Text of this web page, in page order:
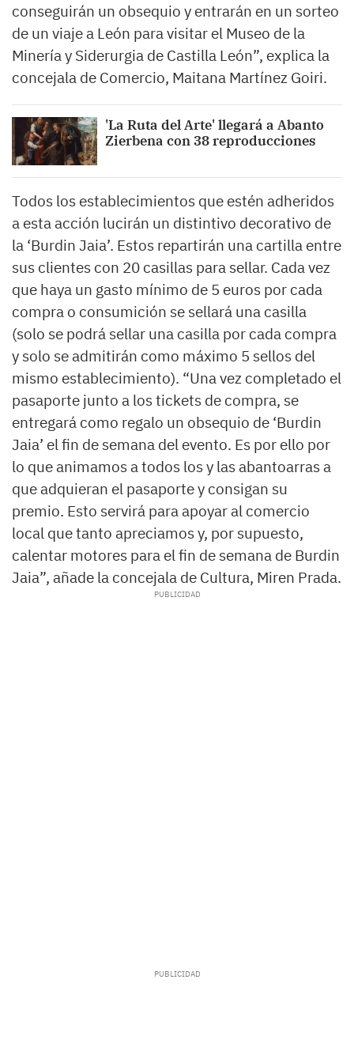
conseguirán un obsequio y entrarán en un sorteo
de un viaje a León para visitar el Museo de la
Minería y Siderurgia de Castilla León”, explica la
concejala de Comercio, Maitana Martínez Goiri.
'La Ruta del Arte' llegará a Abanto
Zierbena con 38 reproducciones
Todos los establecimientos que estén adheridos
a esta acción lucirán un distintivo decorativo de
la ‘Burdin Jaia’. Estos repartirán una cartilla entre
sus clientes con 20 casillas para sellar. Cada vez
que haya un gasto mínimo de 5 euros por cada
compra o consumición se sellará una casilla
(solo se podrá sellar una casilla por cada compra
y solo se admitirán como máximo 5 sellos del
mismo establecimiento). “Una vez completado el
pasaporte junto a los tickets de compra, se
entregará como regalo un obsequio de ‘Burdin
Jaia’ el fin de semana del evento. Es por ello por
lo que animamos a todos los y las abantoarras a
que adquieran el pasaporte y consigan su
premio. Esto servirá para apoyar al comercio
local que tanto apreciamos y, por supuesto,
calentar motores para el fin de semana de Burdin
Jaia”, añade la concejala de Cultura, Miren Prada.